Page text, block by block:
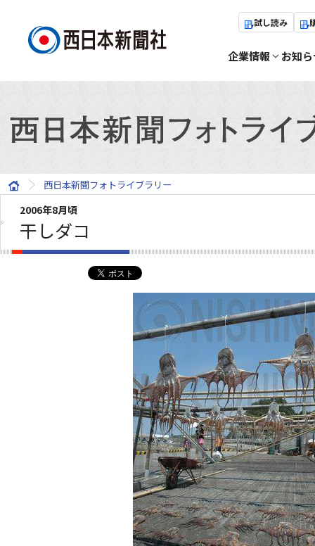
試し読み
企業情報 お知
西日本新聞フォトライブラリー
2006年8月頃
干しダコ